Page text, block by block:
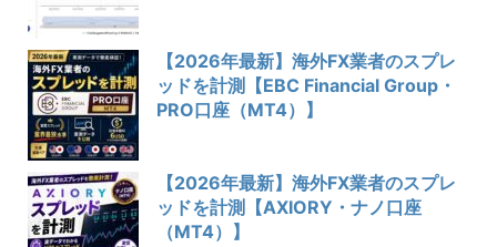
【2026年最新】海外FX業者のスプレ
ッドを計測【EBC Financial Group・
PRO口座（MT4）】
【2026年最新】海外FX業者のスプレ
ッドを計測【AXIORY・ナノ口座
（MT4）】